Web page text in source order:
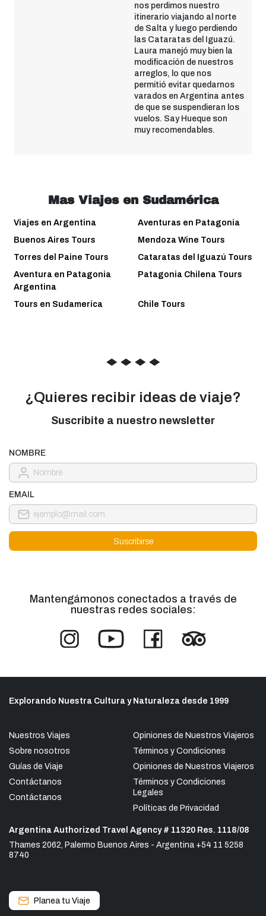
nos perdimos nuestro
itinerario viajando al norte
de Salta y luego perdiendo
las Cataratas del Iguazú.
Laura manejó muy bien la
modificación de nuestros
arreglos, lo que nos
permitió evitar quedarnos
varados en Argentina antes
de que se suspendieran los
vuelos. Say Hueque son
muy recomendables.
Mas Viajes en Sudamérica
Viajes en Argentina
Aventuras en Patagonia
Buenos Aires Tours
Mendoza Wine Tours
Torres del Paine Tours
Cataratas del Iguazú Tours
Aventura en Patagonia
Argentina
Patagonia Chilena Tours
Tours en Sudamerica Chile Tours
◆ ◆ ◆ ◆
¿Quieres recibir ideas de viaje?
Suscribite a nuestro newsletter
NOMBRE
EMAIL
Mantengámonos conectados a través de
nuestras redes sociales:
Explorando Nuestra Cultura y Naturaleza desde 1999
Nuestros Viajes
Sobre nosotros
Guías de Viaje
Contáctanos
Contáctanos
Opiniones de Nuestros Viajeros
Términos y Condiciones
Opiniones de Nuestros Viajeros
Términos y Condiciones
Legales
Políticas de Privacidad
Argentina Authorized Travel Agency # 11320 Res. 1118/08
Thames 2062, Palermo Buenos Aires - Argentina +54 11 5258
8740
Planea tu Viaje